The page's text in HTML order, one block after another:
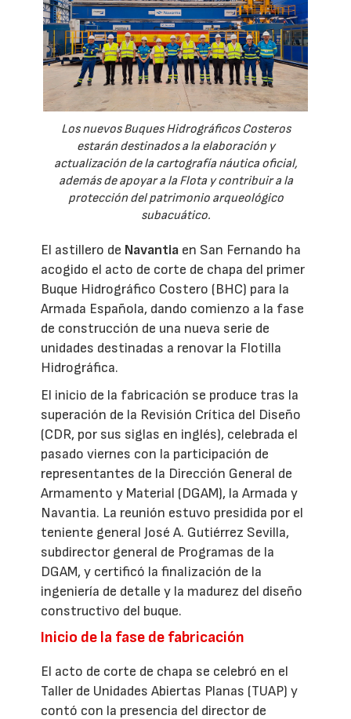
Los nuevos Buques Hidrográficos Costeros
estarán destinados a la elaboración y
actualización de la cartografía náutica oficial,
además de apoyar a la Flota y contribuir a la
protección del patrimonio arqueológico
subacuático.
El astillero de Navantia en San Fernando ha
acogido el acto de corte de chapa del primer
Buque Hidrográfico Costero (BHC) para la
Armada Española, dando comienzo a la fase
de construcción de una nueva serie de
unidades destinadas a renovar la Flotilla
Hidrográfica.
El inicio de la fabricación se produce tras la
superación de la Revisión Crítica del Diseño
(CDR, por sus siglas en inglés), celebrada el
pasado viernes con la participación de
representantes de la Dirección General de
Armamento y Material (DGAM), la Armada y
Navantia. La reunión estuvo presidida por el
teniente general José A. Gutiérrez Sevilla,
subdirector general de Programas de la
DGAM, y certificó la finalización de la
ingeniería de detalle y la madurez del diseño
constructivo del buque.
Inicio de la fase de fabricación
El acto de corte de chapa se celebró en el
Taller de Unidades Abiertas Planas (TUAP) y
contó con la presencia del director de